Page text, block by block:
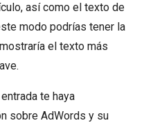
así como el texto de
modo podrías tener la
el texto más
te haya
sobre AdWords y su